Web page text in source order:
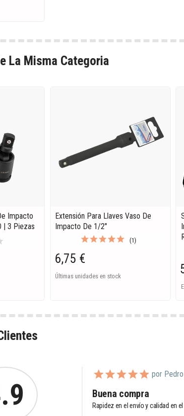
La Misma Categoria
Impacto
| 3 Piezas
Extensión Para Llaves Vaso De
Impacto De 1/2"
(1)
6,75 €
Últimas unidades en stock
por
Buena compra
Rapidez en el envío y calidad en